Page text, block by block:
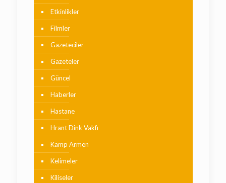
Etkinlikler
Filmler
Gazeteciler
Gazeteler
Güncel
Haberler
Hastane
Hrant Dink Vakfı
Kamp Armen
Kelimeler
Kiliseler